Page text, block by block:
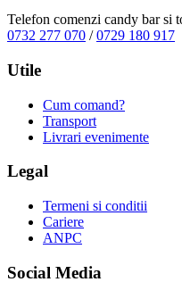
Telefon comenzi candy bar si
0732 277 070 /0729 180 917
Utile
Cum comand?
Transport
Livrari evenimente
Legal
Termeni si conditii
Cariere
ANPC
Social Media